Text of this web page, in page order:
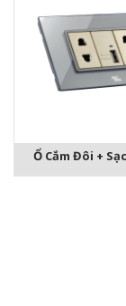
Ổ Cắm Đôi +